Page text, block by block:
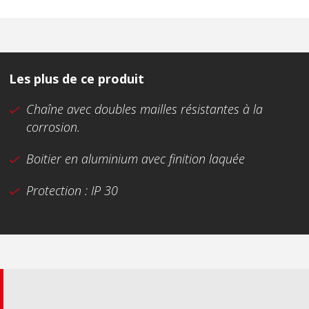
Les plus de ce produit
Chaîne avec doubles mailles résistantes à la
corrosion.
Boitier en aluminium avec finition laquée
Protection : IP 30